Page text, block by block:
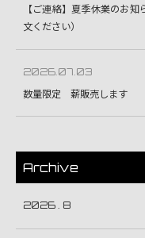
【ご連絡】夏季休業のお
文ください）
2026.07.03
数量限定 薪販売します
Archive
2026 . 8